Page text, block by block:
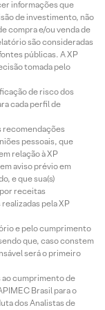
informações que
de investimento, não
compra e/ou venda de
são consideradas
públicas. A XP
tomada pelo
de risco dos
cada perfil de
recomendações
pessoais, que
relação à XP
aviso prévio em
e que sua(s)
receitas
pela XP
e pelo cumprimento
que, caso constem
será o primeiro
ao cumprimento de
Brasil para o
dos Analistas de